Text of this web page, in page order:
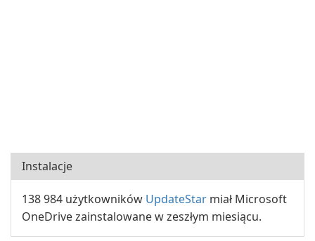
Instalacje
138 984 użytkowników UpdateStar miał Microsoft
OneDrive zainstalowane w zeszłym miesiącu.